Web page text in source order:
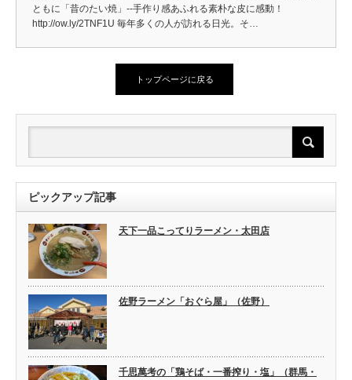
ともに「昔のたい焼」--手作り感あふれる素朴な皮に感動！
http://ow.ly/2TNF1U 毎年多くの人が訪れる日光。そ…
トップページに戻る
ピックアップ記事
天下一品こってりラーメン・太田店
佐野ラーメン「おぐら屋」（佐野）
千思萬考の「鶏そば・一番搾り・塩」（群馬・